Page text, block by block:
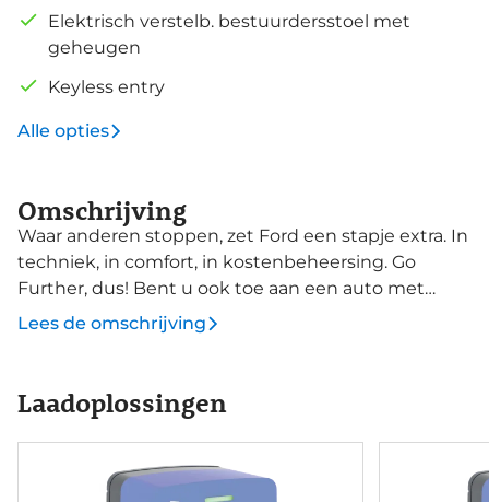
Elektrisch verstelb. bestuurdersstoel met
geheugen
Keyless entry
Alle opties
Omschrijving
Waar anderen stoppen, zet Ford een stapje extra. In
techniek, in comfort, in kostenbeheersing. Go
Further, dus! Bent u ook toe aan een auto met
elektromotor? Goeie keuze! Dit is een
prestaties. Tijdens gure dagen is het prettig zitten
in de verwarmbare voorstoelen. De elektrisch
bedienbare achterklep opent met een druk op de
knop. Zicht, licht en toch dicht! Een geweldige
Lees de omschrijving
Laadoplossingen